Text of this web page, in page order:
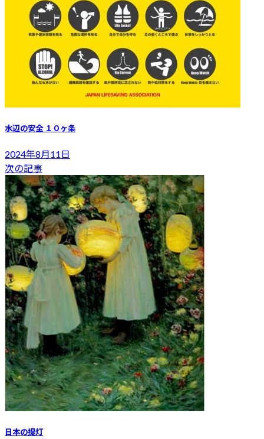
水辺の安全 １０ヶ条
2024年8月11日
次の記事
日本の提灯